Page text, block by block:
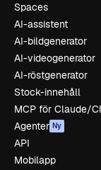
Spaces
AI-assistent
AI-bildgenerator
AI-videogenerator
AI-röstgenerator
Stock-innehåll
MCP för Claude/
Agenter Ny
API
Mobilapp